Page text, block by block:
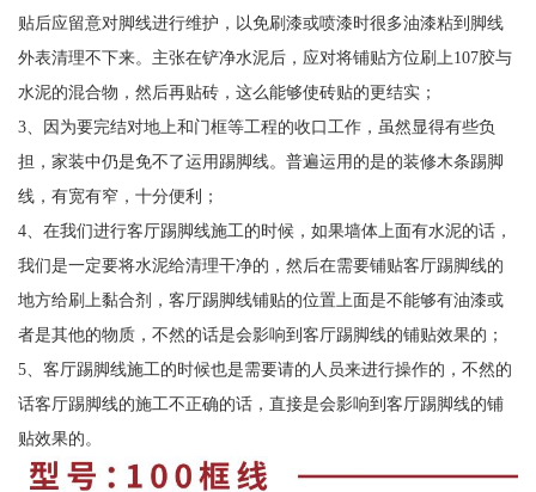
贴后应留意对脚线进行维护，以免刷漆或喷漆时很多油漆粘到脚线
外表清理不下来。主张在铲净水泥后，应对将铺贴方位刷上107胶与
水泥的混合物，然后再贴砖，这么能够使砖贴的更结实；
3、因为要完结对地上和门框等工程的收口工作，虽然显得有些负
担，家装中仍是免不了运用踢脚线。普遍运用的是的装修木条踢脚
线，有宽有窄，十分便利；
4、在我们进行客厅踢脚线施工的时候，如果墙体上面有水泥的话，
我们是一定要将水泥给清理干净的，然后在需要铺贴客厅踢脚线的
地方给刷上黏合剂，客厅踢脚线铺贴的位置上面是不能够有油漆或
者是其他的物质，不然的话是会影响到客厅踢脚线的铺贴效果的；
5、客厅踢脚线施工的时候也是需要请的人员来进行操作的，不然的
话客厅踢脚线的施工不正确的话，直接是会影响到客厅踢脚线的铺
贴效果的。